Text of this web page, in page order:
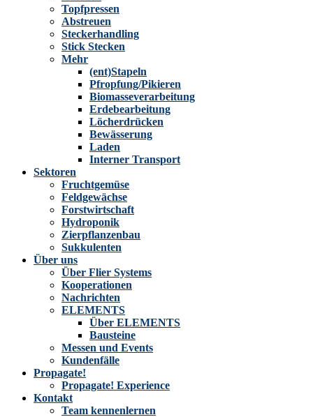
Ergebnis
auszuwählen.
Drücke
die
Eingabetaste,
um
ausgewählten
und
Topfpressen
Abstreuen
Steckerhandling
Stick Stecken
Mehr
(ent)Stapeln
Pfropfung/Pikieren
Biomasseverarbeitung
Erdebearbeitung
Löcherdrücken
Bewässerung
Laden
Interner Transport
Sektoren
Fruchtgemüse
Feldgewächse
Forstwirtschaft
Hydroponik
Zierpflanzenbau
Sukkulenten
Über uns
Über Flier Systems
Kooperationen
Nachrichten
ELEMENTS
Über ELEMENTS
Bausteine
Messen und Events
Kundenfälle
Propagate!
Propagate! Experience
Kontakt
Team kennenlernen